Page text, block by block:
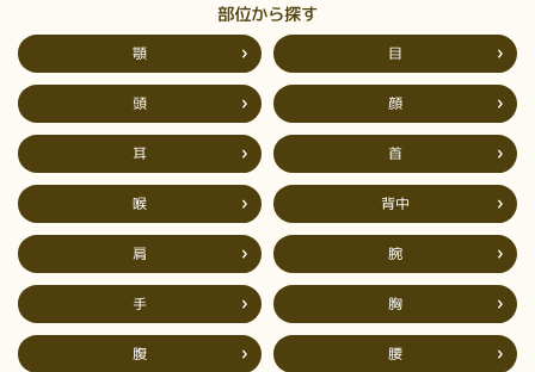
部位から探す
顎 目
頭 顔
耳 首
喉 背中
肩 腕
手 胸
腹 腰